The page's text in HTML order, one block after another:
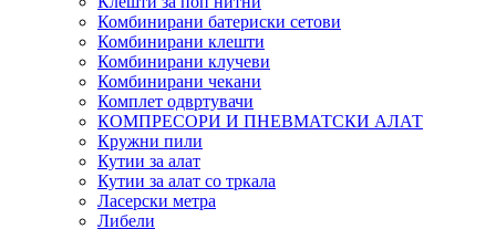
Комбинирани батериски сетови
Комбинирани клешти
Комбинирани клучеви
Комбинирани чекани
Комплет одвртувачи
КОМПРЕСОРИ И ПНЕВМАТСКИ АЛАТ
Кружни пили
Кутии за алат
Кутии за алат со тркала
Ласерски метра
Либели